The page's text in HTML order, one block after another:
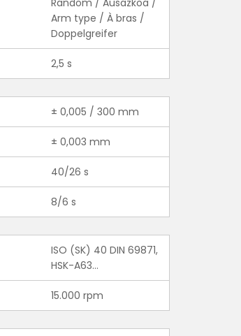
Random / Ausazkoa /
Arm type / À bras /
Doppelgreifer
2,5 s
± 0,005 / 300 mm
± 0,003 mm
40/26 s
8/6 s
ISO (SK) 40 DIN 69871,
HSK-A63...
15.000 rpm